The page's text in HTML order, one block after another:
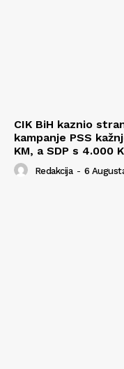
CIK BiH kaznio
kampanje PSS
KM, a SDP s 4.000
Redakcija - 6